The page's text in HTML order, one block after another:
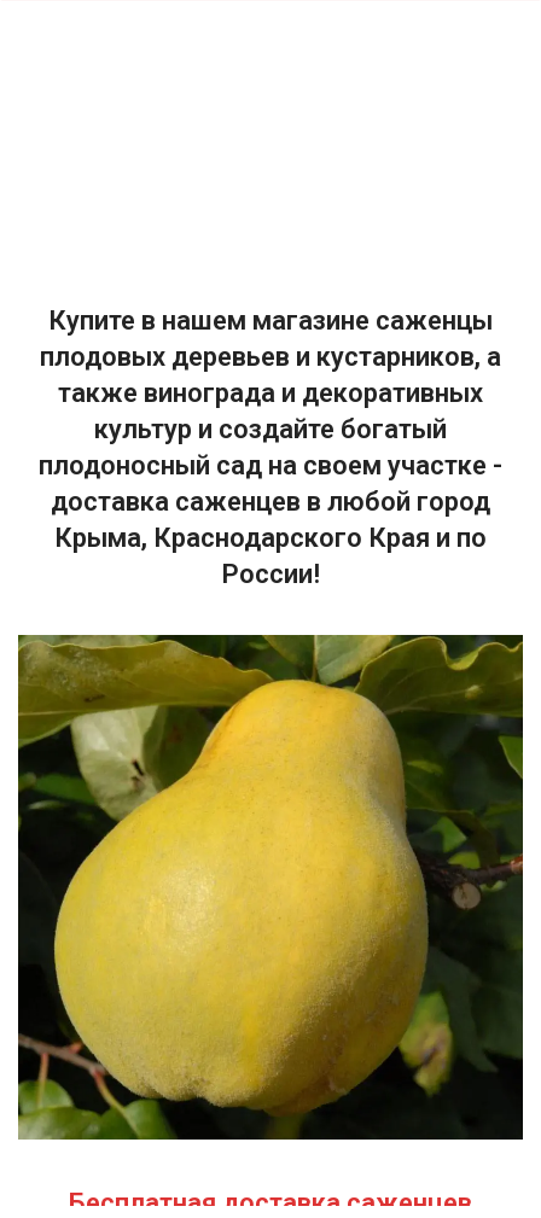
Купите в нашем магазине саженцы
плодовых деревьев и кустарников, а
также винограда и декоративных
культур и создайте богатый
плодоносный сад на своем участке -
доставка саженцев в любой город
Крыма, Краснодарского Края и по
России!
Бесплатная доставка саженцев